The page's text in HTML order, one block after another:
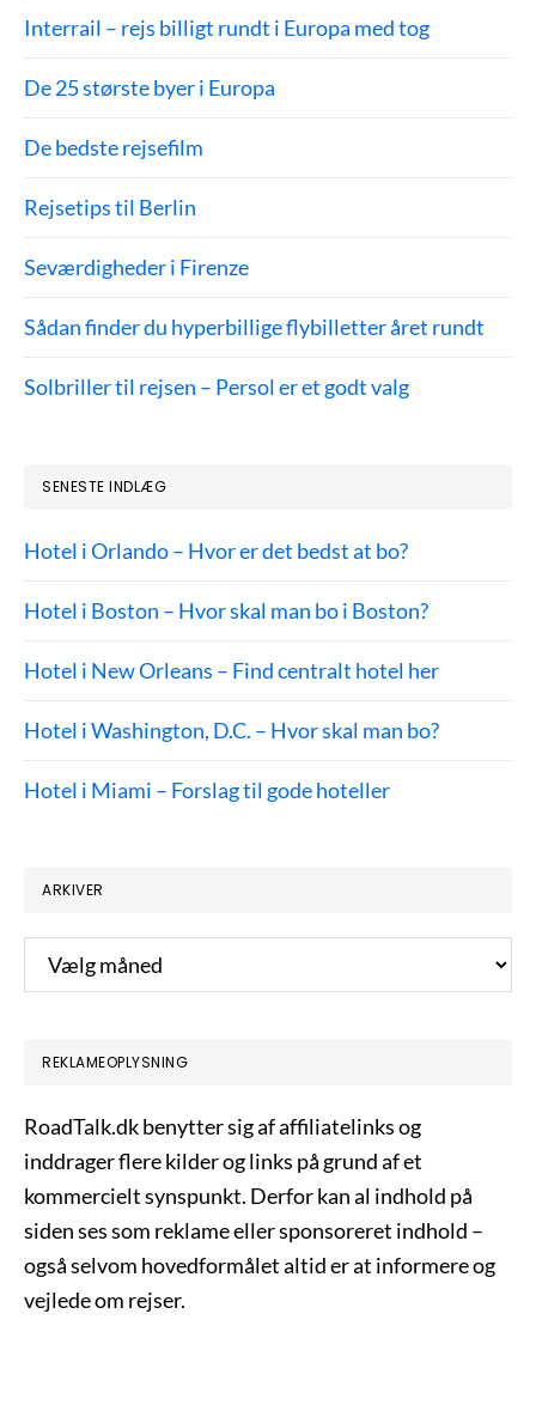
Interrail – rejs billigt rundt i Europa med tog
De 25 største byer i Europa
De bedste rejsefilm
Rejsetips til Berlin
Seværdigheder i Firenze
Sådan finder du hyperbillige flybilletter året rundt
Solbriller til rejsen – Persol er et godt valg
SENESTE INDLÆG
Hotel i Orlando – Hvor er det bedst at bo?
Hotel i Boston – Hvor skal man bo i Boston?
Hotel i New Orleans – Find centralt hotel her
Hotel i Washington, D.C. – Hvor skal man bo?
Hotel i Miami – Forslag til gode hoteller
ARKIVER
Arkiver
REKLAMEOPLYSNING
RoadTalk.dk benytter sig af affiliatelinks og
inddrager flere kilder og links på grund af et
kommercielt synspunkt. Derfor kan al indhold på
siden ses som reklame eller sponsoreret indhold –
også selvom hovedformålet altid er at informere og
vejlede om rejser.